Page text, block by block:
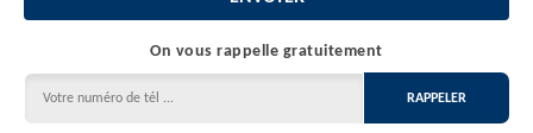
On vous rappelle gratuitement